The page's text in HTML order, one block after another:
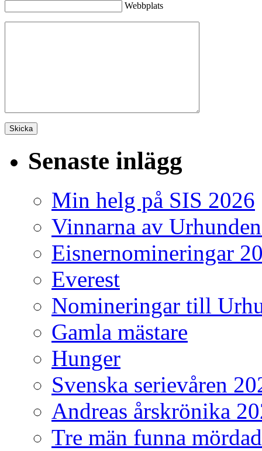
Webbplats
Senaste inlägg
Min helg på SIS 2026
Vinnarna av
Eisnernomineringar
Everest
Nomineringar till
Gamla mästare
Hunger
Svenska serievåren
Andreas årskrönika
Tre män funna